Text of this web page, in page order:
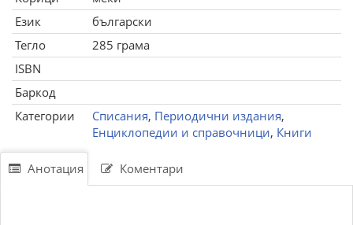
Език
български
Тегло
285 грама
ISBN
Баркод
Категории
Списания, Периодични издания,
Енциклопедии и справочници, Книги
Анотация Коментари